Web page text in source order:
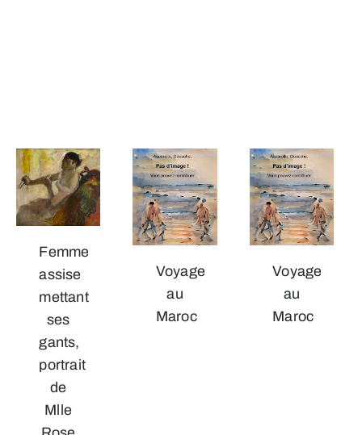
Femme
assise
mettant
ses
gants,
portrait
de
Mlle
Voyage
au
Maroc
Voyage
au
Maroc